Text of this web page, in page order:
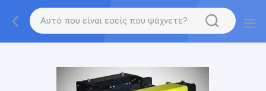
gtag('config', 'G-QWE9HWC3PF', {cookie_flags:
"SameSite=None;Secure"});